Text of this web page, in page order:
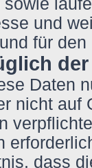
und
für
Daten
nicht auf
dass